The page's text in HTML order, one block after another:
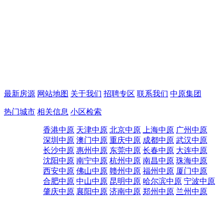
最新房源 网站地图 关于我们 招聘专区 联系我们 中原集团
热门城市 相关信息 小区检索
香港中原 天津中原 北京中原 上海中原 广州中原
深圳中原 澳门中原 重庆中原 成都中原 武汉中原
长沙中原 惠州中原 东莞中原 长春中原 大连中原
沈阳中原 南宁中原 杭州中原 南昌中原 珠海中原
西安中原 佛山中原 赣州中原 福州中原 厦门中原
合肥中原 中山中原 昆明中原 哈尔滨中原 宁波中原
肇庆中原 襄阳中原 济南中原 郑州中原 兰州中原